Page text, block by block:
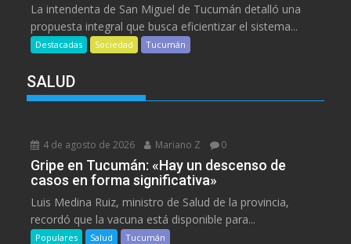
La intendenta de San Miguel de Tucumán detalló una
propuesta integral que busca eficientizar el sistema...
Destacadas Sociedad Tucumán
SALUD
4 de agosto de 2026 Mariano Z 0
Gripe en Tucumán: «Hay un descenso de
casos en forma significativa»
Luis Medina Ruiz, ministro de Salud de la provincia,
recordó que la vacuna está disponible para...
Populares Salud Tucumán